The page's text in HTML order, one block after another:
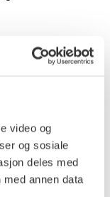
video og
og sosiale
deles med
annen data
med tittel